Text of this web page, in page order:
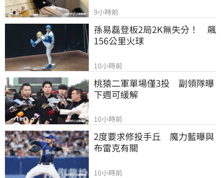
9小時前
孫易磊登板2局2K無失分！　飆
156公里火球
10小時前
桃猿二軍單場僅3投　副領隊曝
下週可緩解
10小時前
2度要求修投手丘　魔力藍曝與
布雷克有關
10小時前